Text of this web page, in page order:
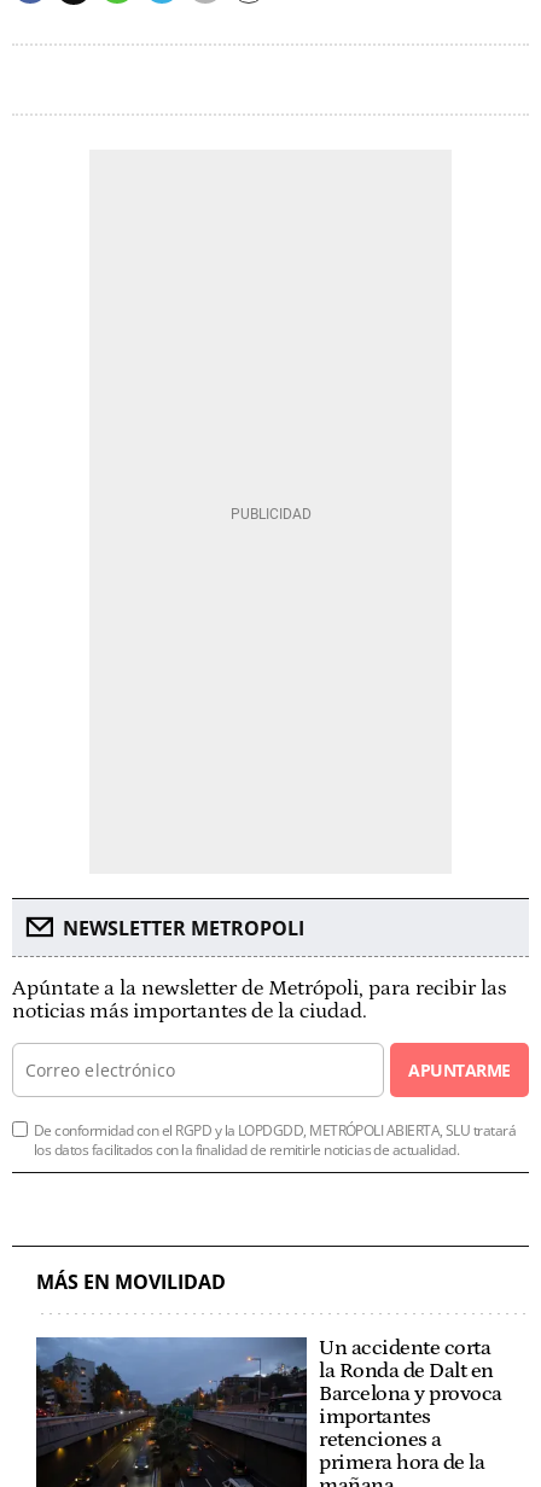
NEWSLETTER METROPOLI
Apúntate a la newsletter de Metrópoli, para recibir las
noticias más importantes de la ciudad.
APUNTARME
De conformidad con el RGPD y la LOPDGDD, METRÓPOLI ABIERTA, SLU tratará
los datos facilitados con la finalidad de remitirle noticias de actualidad.
MÁS EN MOVILIDAD
Un accidente corta
la Ronda de Dalt en
Barcelona y provoca
importantes
retenciones a
primera hora de la